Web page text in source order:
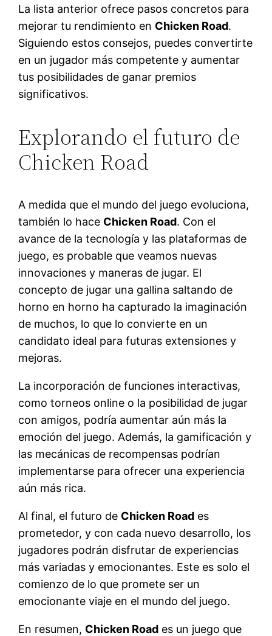
La lista anterior ofrece pasos concretos para
mejorar tu rendimiento en Chicken Road.
Siguiendo estos consejos, puedes convertirte
en un jugador más competente y aumentar
tus posibilidades de ganar premios
significativos.
Explorando el futuro de
Chicken Road
A medida que el mundo del juego evoluciona,
también lo hace Chicken Road. Con el
avance de la tecnología y las plataformas de
juego, es probable que veamos nuevas
innovaciones y maneras de jugar. El
concepto de jugar una gallina saltando de
horno en horno ha capturado la imaginación
de muchos, lo que lo convierte en un
candidato ideal para futuras extensiones y
mejoras.
La incorporación de funciones interactivas,
como torneos online o la posibilidad de jugar
con amigos, podría aumentar aún más la
emoción del juego. Además, la gamificación y
las mecánicas de recompensas podrían
implementarse para ofrecer una experiencia
aún más rica.
Al final, el futuro de Chicken Road es
prometedor, y con cada nuevo desarrollo, los
jugadores podrán disfrutar de experiencias
más variadas y emocionantes. Este es solo el
comienzo de lo que promete ser un
emocionante viaje en el mundo del juego.
En resumen, Chicken Road es un juego que